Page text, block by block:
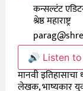
कन्सल्टंट
श्रेष्ठ महाराष्ट्र
🔊 Listen
मानवी
लेखक, भाष्यकार